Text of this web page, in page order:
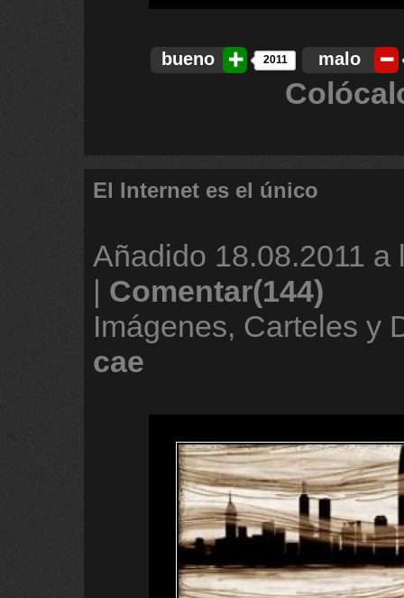
bueno 2011 malo
El Internet es el único
Añadido 18.08.2011 a
| Comentar(144)
Imágenes, Carteles y
cae